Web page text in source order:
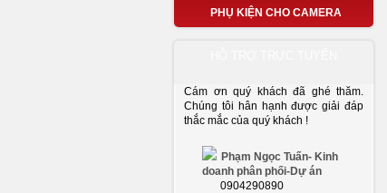
PHỤ KIỆN CHO CAMERA
Cám ơn quý khách đã ghé thăm.
Chúng tôi hân hạnh được giải đáp
thắc mắc của quý khách !
Phạm Ngọc Tuấn- Kinh
doanh phân phối-Dự án
0904290890